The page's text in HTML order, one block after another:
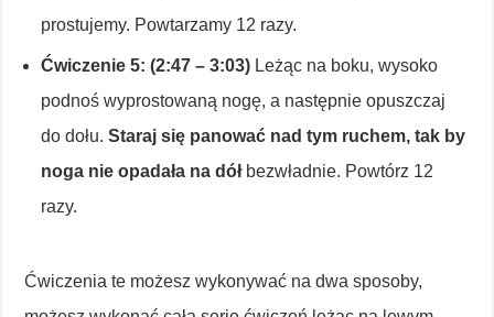
prostujemy. Powtarzamy 12 razy.
Ćwiczenie 5: (2:47 – 3:03) Leżąc na boku, wysoko
podnoś wyprostowaną nogę, a następnie opuszczaj
do dołu.Staraj się panować nad tym ruchem, tak by
noga nie opadała na dół bezwładnie. Powtórz 12
razy.
Ćwiczenia te możesz wykonywać na dwa sposoby,